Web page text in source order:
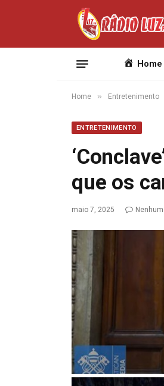
Home
Home » Entretenimento
ENTRETENIMENTO
que os
maio 7, 2025